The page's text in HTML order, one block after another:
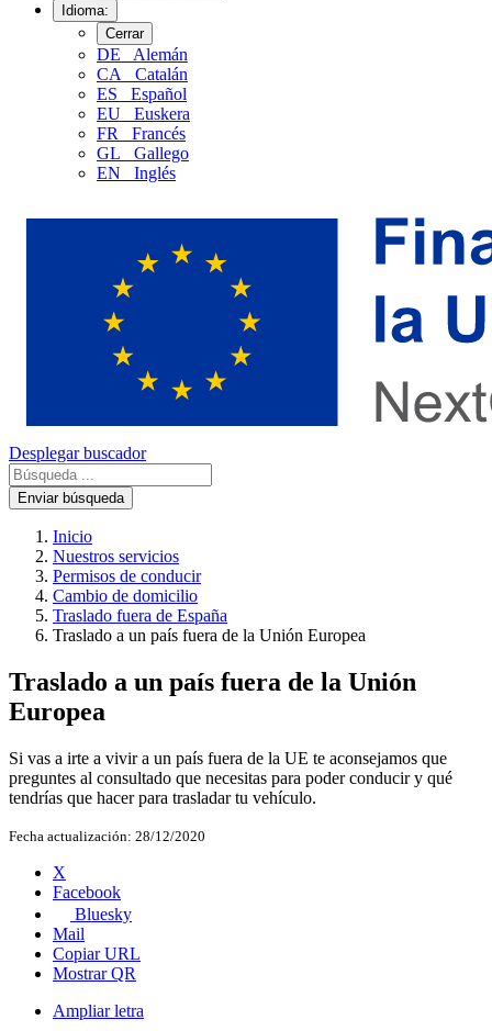
Idioma:
Cerrar
DE
Alemán
CA
Catalán
ES
Español
EU
Euskera
FR
Francés
GL
Gallego
EN
Inglés
Desplegar buscador
Enviar búsqueda
Inicio
Nuestros servicios
Permisos de conducir
Cambio de domicilio
Traslado fuera de España
Traslado a un país fuera de la Unión Europea
Traslado a un país fuera de la Unión
Europea
Si vas a irte a vivir a un país fuera de la UE te aconsejamos que
preguntes al consultado que necesitas para poder conducir y qué
tendrías que hacer para trasladar tu vehículo.
Fecha actualización: 28/12/2020
X
Facebook
Bluesky
Mail
Copiar URL
Mostrar QR
Ampliar letra